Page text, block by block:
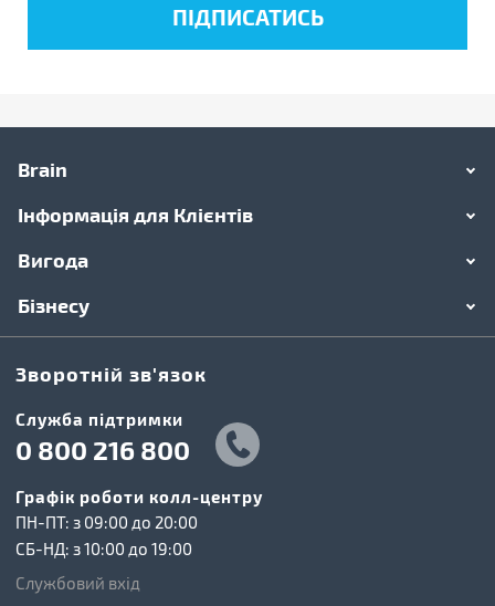
Brain
Інформація для Клієнтів
Вигода
Бізнесу
Зворотній зв'язок
Cлужба підтримки
0 800 216 800
Графік роботи колл-центру
ПН-ПТ: з 09:00 до 20:00
СБ-НД: з 10:00 до 19:00
Службовий вхід